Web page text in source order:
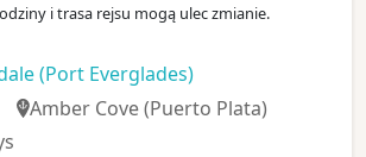
i trasa rejsu mogą ulec zmianie.
(Port Everglades)
Amber Cove(Puerto Plata)